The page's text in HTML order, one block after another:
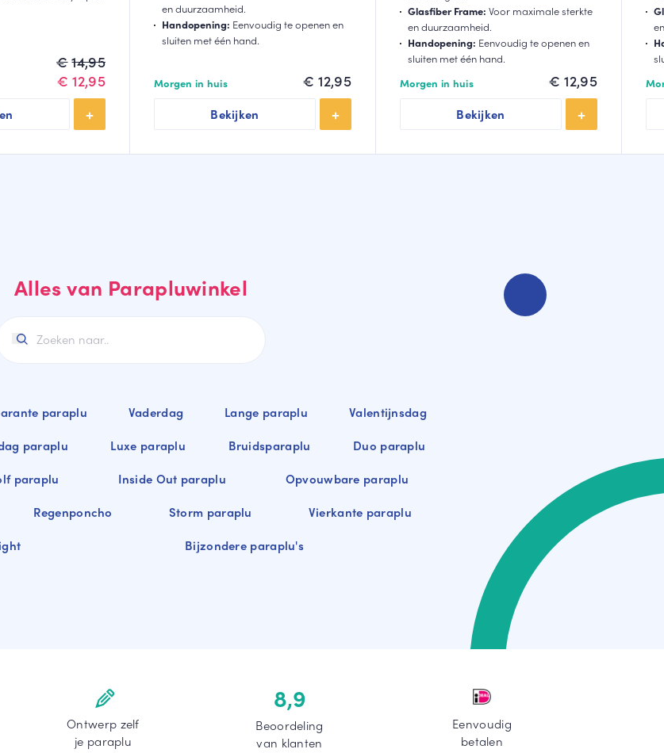
€ 14,95
Oorspronkelijke
prijs
was:
€14,95.
€ 12,95
Huidige
prijs
€12,95.
€ 12,95
en duurzaamheid.
Handopening: Eenvoudig te openen en
sluiten met één hand.
Morgen in huis
Bekijken
€ 12,95
Glasfiber Frame: Voor maximale sterkte
en duurzaamheid.
Handopening: Eenvoudig te openen en
sluiten met één hand.
Morgen in huis
Bekijken
Alles van Parapluwinkel
paraplu Vaderdag Lange paraplu
Valentijnsdag
paraplu Luxe paraplu Bruidsparaplu
Duo paraplu
paraplu Inside Out paraplu
Opvouwbare paraplu
Regenponcho Storm paraplu
Vierkante paraplu
Bijzondere paraplu's
Ontwerp zelf
je paraplu
8,9
Beoordeling
van klanten
Eenvoudig
betalen